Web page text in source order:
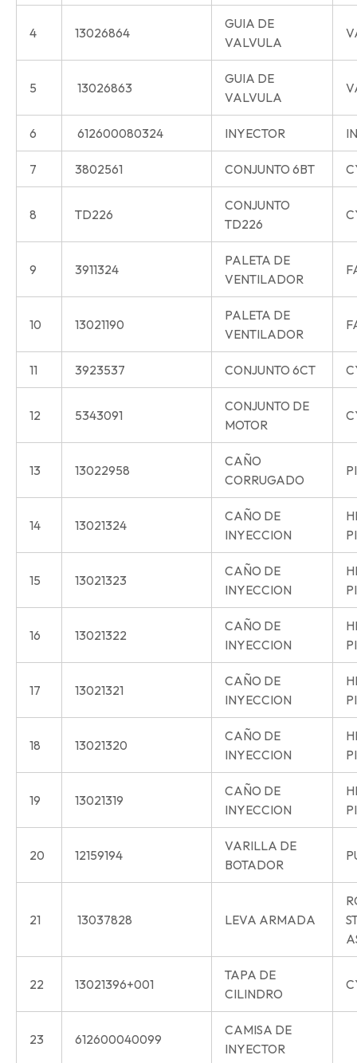
4 13026864
GUIA DE
VALVULA
5 13026863
GUIA DE
VALVULA
6 612600080324 INYECTOR
7 3802561 CONJUNTO 6BT
8 TD226
CONJUNTO
TD226
9 3911324
PALETA DE
VENTILADOR
10 13021190
PALETA DE
VENTILADOR
11 3923537 CONJUNTO 6CT
12 5343091
CONJUNTO DE
MOTOR
13 13022958
CAÑO
CORRUGADO
14 13021324
CAÑO DE
INYECCION
15 13021323
CAÑO DE
INYECCION
16 13021322
CAÑO DE
INYECCION
17 13021321
CAÑO DE
INYECCION
18 13021320
CAÑO DE
INYECCION
19 13021319
CAÑO DE
INYECCION
20 12159194
VARILLA DE
BOTADOR
21 13037828 LEVA ARMADA
22 13021396+001
TAPA DE
CILINDRO
23 612600040099
CAMISA DE
INYECTOR